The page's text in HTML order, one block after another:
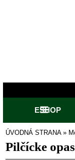
ESHOP
ÚVODNÁ STRANA»
Pilčícke